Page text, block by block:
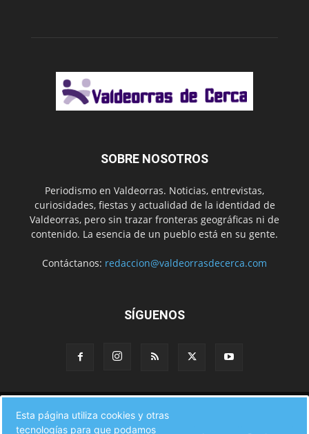
SOBRE NOSOTROS
Periodismo en Valdeorras. Noticias, entrevistas,
curiosidades, fiestas y actualidad de la identidad de
Valdeorras, pero sin trazar fronteras geográficas ni de
contenido. La esencia de un pueblo está en su gente.
Contáctanos: redaccion@valdeorrasdecerca.com
SÍGUENOS
A pie de calle
Fiestas Eventos Cultura
Esta página utiliza cookies y otras
tecnologías para que podamos